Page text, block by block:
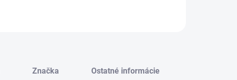
Značka Ostatné informácie